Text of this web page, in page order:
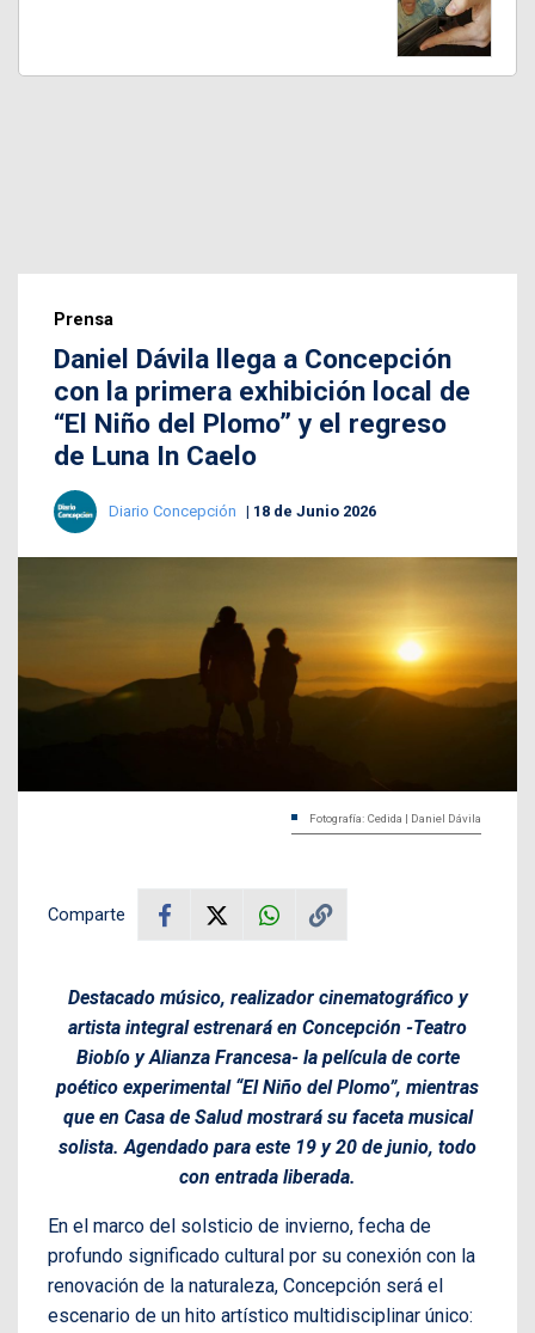
Prensa
Daniel Dávila llega a Concepción
con la primera exhibición local de
“El Niño del Plomo” y el regreso
de Luna In Caelo
Diario Concepción 18 de Junio 2026
Fotografía: Cedida | Daniel Dávila
Comparte
Destacado músico, realizador cinematográfico y
artista integral estrenará en Concepción -Teatro
Biobío y Alianza Francesa- la película de corte
poético experimental “El Niño del Plomo”, mientras
que en Casa de Salud mostrará su faceta musical
solista. Agendado para este 19 y 20 de junio, todo
con entrada liberada.
En el marco del solsticio de invierno, fecha de
profundo significado cultural por su conexión con la
renovación de la naturaleza, Concepción será el
escenario de un hito artístico multidisciplinar único: